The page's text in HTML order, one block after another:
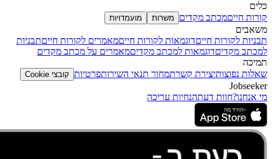
כלים
קורות חייםמכתב מקדים משרות מועמדויות
משאבים
תבניות לקורות חייםדוגמאות לקורות חייםמאמרים לקורות חייםתבניות
למכתב מקדיםדוגמאות למכתב מקדיםמאמרים על מכתב מקדים
תמיכה
שאלות נפוצותיצירת קשרתמחור תנאי השירותפרטיות קובצי Cookie
Jobseeker
מי אנחנו?חוות דעתהנחיות עריכה